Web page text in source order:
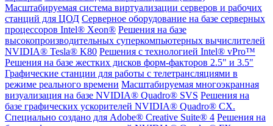
Масштабируемая система виртуализации серверов и рабочих
станций для ЦОД Серверное оборудование на базе серверных
процессоров Intel® Xeon® Решения на базе
высокопроизводительных суперкомпьютерных вычислителей
NVIDIA® Tesla® K80 Решения с технологией Intel® vPro™
Решения на базе жестких дисков форм-факторов 2.5" и 3.5"
Графические станции для работы с телетрансляциями в
режиме реального времени Масштабируемая многоэкранная
визуализация на базе NVIDIA® Quadro® SVS Решения на
базе графических ускорителей NVIDIA® Quadro® CX.
Специально создано для Adobe® Creative Suite® 4 Решения на